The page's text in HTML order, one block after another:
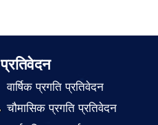
प्रतिवेदन
वार्षिक प्रगति प्रतिवेदन
चौमासिक प्रगति प्रतिवेदन